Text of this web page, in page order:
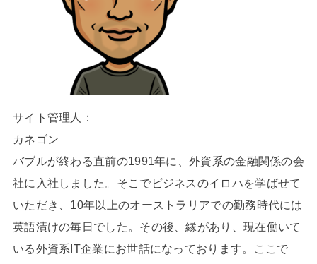
サイト管理人：
カネゴン
バブルが終わる直前の1991年に、外資系の金融関係の会
社に入社しました。そこでビジネスのイロハを学ばせて
いただき、10年以上のオーストラリアでの勤務時代には
英語漬けの毎日でした。その後、縁があり、現在働いて
いる外資系IT企業にお世話になっております。ここで